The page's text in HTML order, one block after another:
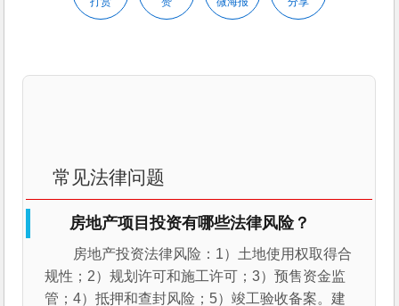
常见法律问题
房地产项目投资有哪些法律风险？
房地产投资法律风险：1）土地使用权取得合
规性；2）规划许可和施工许可；3）预售资金监
管；4）抵押和查封风险；5）竣工验收备案。建